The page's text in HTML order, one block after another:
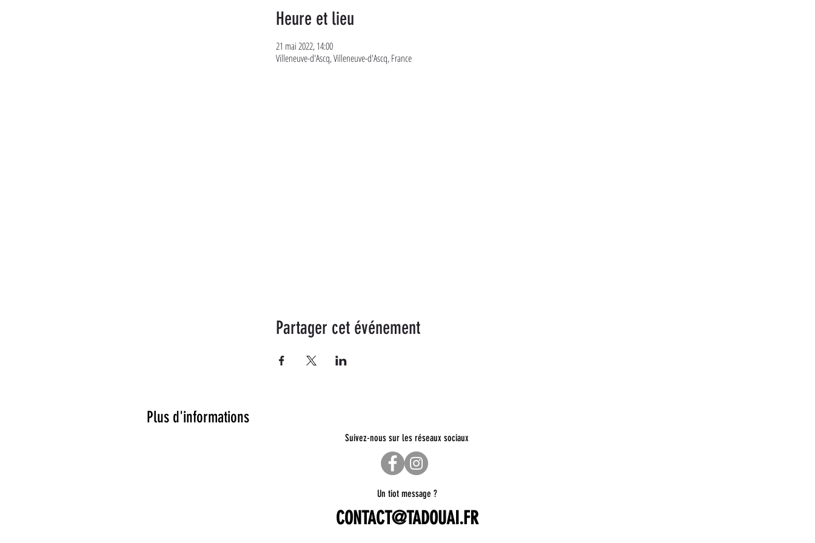
Heure et lieu
21 mai 2022, 14:00
Villeneuve-d'Ascq, Villeneuve-d'Ascq, France
Partager cet événement
Plus d'informations
Suivez-nous sur les réseaux sociaux
Un tiot message ?
CONTACT@TADOUAI.FR